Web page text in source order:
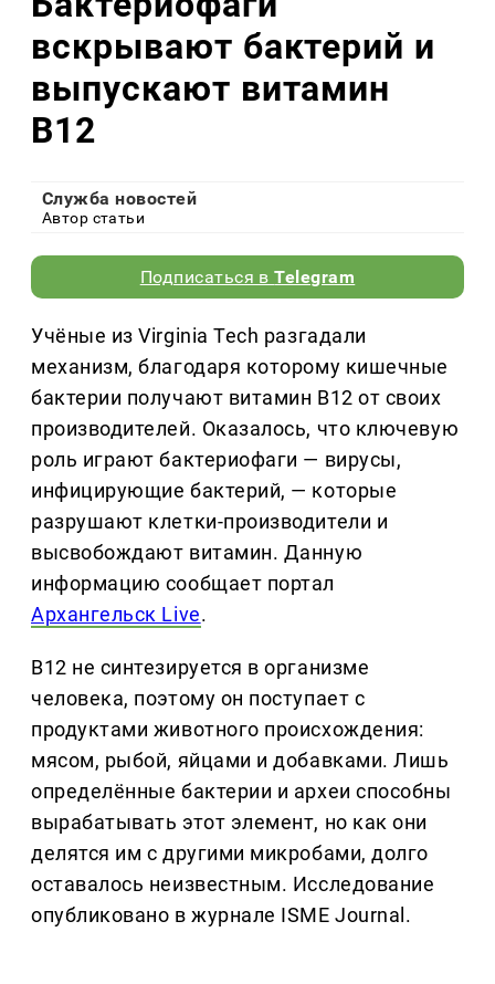
вскрывают бактерий и
выпускают витамин
B12
Служба новостей
Автор статьи
Подписаться вTelegram
Учёные из Virginia Tech разгадали
механизм, благодаря которому кишечные
бактерии получают витамин B12 от своих
производителей. Оказалось, что ключевую
роль играют бактериофаги — вирусы,
инфицирующие бактерий, — которые
разрушают клетки-производители и
высвобождают витамин. Данную
информацию сообщает портал
Архангельск Live.
B12 не синтезируется в организме
человека, поэтому он поступает с
продуктами животного происхождения:
мясом, рыбой, яйцами и добавками. Лишь
определённые бактерии и археи способны
вырабатывать этот элемент, но как они
делятся им с другими микробами, долго
оставалось неизвестным. Исследование
опубликовано в журнале ISME Journal.